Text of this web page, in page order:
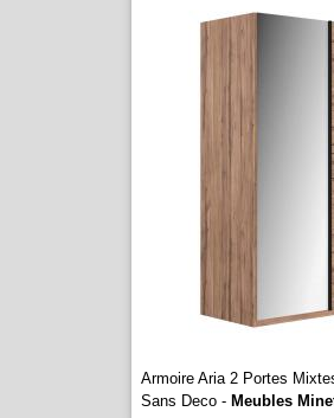
Armoire Aria 2 Portes
Sans Deco - Meubles